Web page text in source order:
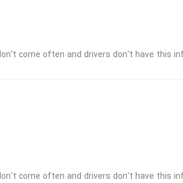
come often and drivers don't have this
come often and drivers don't have this